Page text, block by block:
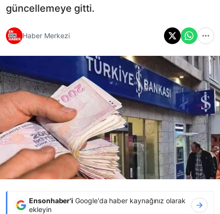
güncellemeye gitti.
Haber Merkezi
Ensonhaber'i Google'da haber kaynağınız olarak
ekleyin